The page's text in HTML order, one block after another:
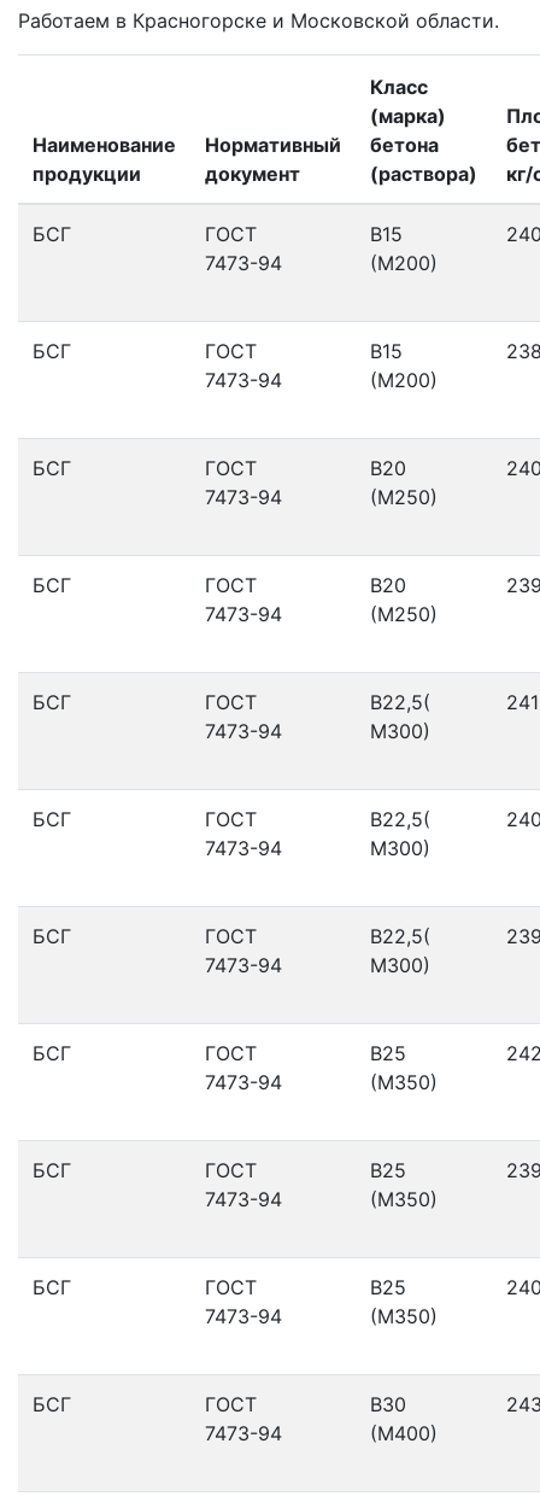
Работаем в Красногорске и Московской области.
Наименование
продукции
Нормативный
документ
Класс
(марка)
бетона
(раствора)
кг/
БСГ
ГОСТ
7473-94
В15
(М200)
БСГ
ГОСТ
7473-94
В15
(М200)
БСГ
ГОСТ
7473-94
В20
(М250)
БСГ
ГОСТ
7473-94
В20
(М250)
БСГ
ГОСТ
7473-94
В22,5(
М300)
БСГ
ГОСТ
7473-94
В22,5(
М300)
БСГ
ГОСТ
7473-94
В22,5(
М300)
БСГ
ГОСТ
7473-94
В25
(М350)
БСГ
ГОСТ
7473-94
В25
(М350)
БСГ
ГОСТ
7473-94
В25
(М350)
БСГ
ГОСТ
7473-94
В30
(М400)